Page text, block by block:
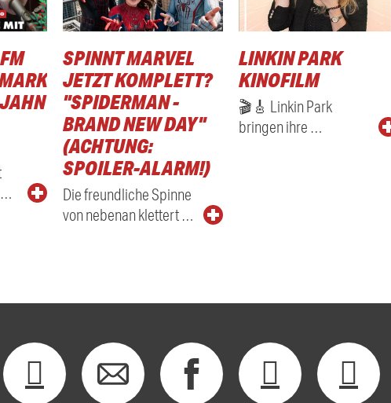
…
SPINNT MARVEL
JETZT KOMPLETT?
"SPIDERMAN -
BRAND NEW DAY"
(ACHTUNG:
SPOILER-ALARM!)
Die freundliche Spinne
von nebenan klettert …
LINKIN PARK
KINOFILM
🎬🎸 Linkin Park
bringen ihre …